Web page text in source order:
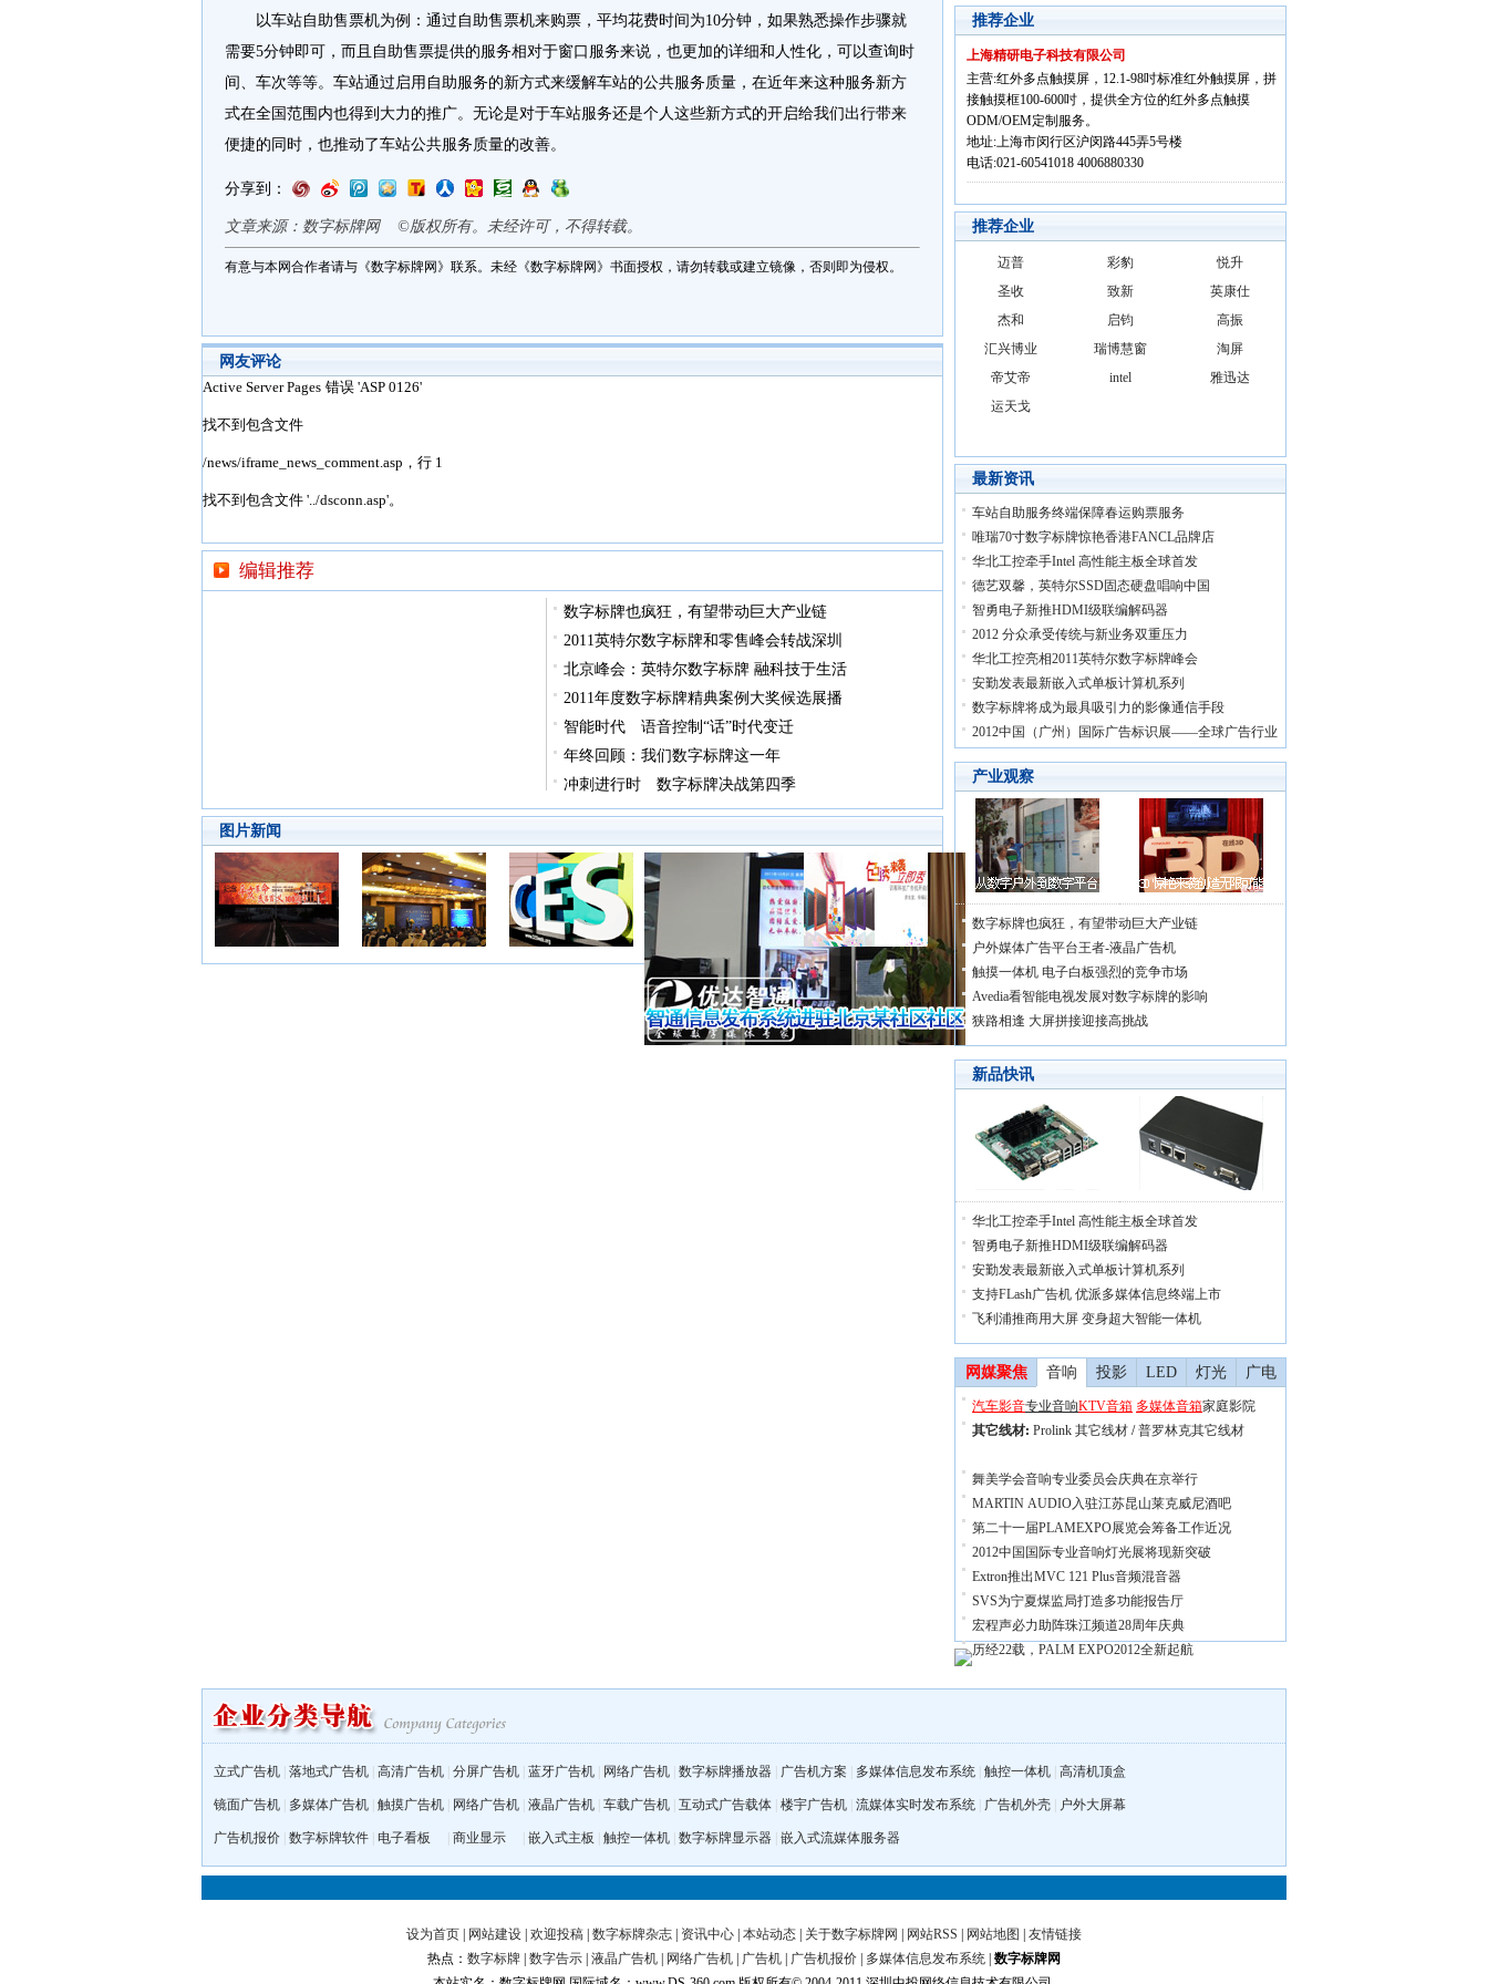
以车站自助售票机为例：通过自助售票机来购票，平均花费时间为10分钟，如果熟悉操作步骤就
需要5分钟即可，而且自助售票提供的服务相对于窗口服务来说，也更加的详细和人性化，可以查询时
间、车次等等。车站通过启用自助服务的新方式来缓解车站的公共服务质量，在近年来这种服务新方
式在全国范围内也得到大力的推广。无论是对于车站服务还是个人这些新方式的开启给我们出行带来
便捷的同时，也推动了车站公共服务质量的改善。
分享到：
文章来源：数字标牌网 ©版权所有。未经许可，不得转载。
有意与本网合作者请与《数字标牌网》联系。未经《数字标牌网》书面授权，请勿转载或建立镜像，否则即为侵权。
网友评论
编辑推荐
数字标牌也疯狂，有望带动巨大产业链
2011英特尔数字标牌和零售峰会转战深圳
北京峰会：英特尔数字标牌 融科技于生活
2011年度数字标牌精典案例大奖候选展播
智能时代 语音控制“话”时代变迁
年终回顾：我们数字标牌这一年
冲刺进行时 数字标牌决战第四季
图片新闻
推荐企业
上海精研电子科技有限公司
主营:红外多点触摸屏，12.1-98吋标准红外触摸屏，拼
接触摸框100-600吋，提供全方位的红外多点触摸
ODM/OEM定制服务。
地址:上海市闵行区沪闵路445弄5号楼
电话:021-60541018 4006880330
推荐企业
迈普 彩豹
悦升
圣收
致新
英康仕
杰和
启钧
高振
汇兴博业
瑞博慧窗
淘屏
帝艾帝
intel
雅迅达
运天戈
最新资讯
车站自助服务终端保障春运购票服务
唯瑞70寸数字标牌惊艳香港FANCL品牌店
华北工控牵手Intel 高性能主板全球首发
德艺双馨，英特尔SSD固态硬盘唱响中国
智勇电子新推HDMI级联编解码器
2012 分众承受传统与新业务双重压力
华北工控亮相2011英特尔数字标牌峰会
安勤发表最新嵌入式单板计算机系列
数字标牌将成为最具吸引力的影像通信手段
2012中国（广州）国际广告标识展——全球广告行业
产业观察
数字标牌也疯狂，有望带动巨大产业链
户外媒体广告平台王者-液晶广告机
触摸一体机 电子白板强烈的竞争市场
Avedia看智能电视发展对数字标牌的影响
狭路相逢 大屏拼接迎接高挑战
新品快讯
华北工控牵手Intel 高性能主板全球首发
智勇电子新推HDMI级联编解码器
安勤发表最新嵌入式单板计算机系列
支持FLash广告机 优派多媒体信息终端上市
飞利浦推商用大屏 变身超大智能一体机
网媒聚焦 音响 投影 LED 灯光 广电
汽车影音专业音响KTV音箱 多媒体音箱家庭影院
其它线材: Prolink 其它线材 /普罗林克其它线材
舞美学会音响专业委员会庆典在京举行
MARTIN AUDIO入驻江苏昆山莱克威尼酒吧
第二十一届PLAMEXPO展览会筹备工作近况
2012中国国际专业音响灯光展将现新突破
Extron推出MVC 121 Plus音频混音器
SVS为宁夏煤监局打造多功能报告厅
宏程声必力助阵珠江频道28周年庆典
历经22载，PALM EXPO2012全新起航
立式广告机 落地式广告机 高清广告机 分屏广告机 蓝牙广告机 网络广告机 数字标牌播放器 广告机方案 多媒体信息发布系统 触控一体机 高清机顶盒
镜面广告机 多媒体广告机 触摸广告机 网络广告机 液晶广告机 车载广告机 互动式广告载体 楼宇广告机 流媒体实时发布系统 广告机外壳 户外大屏幕
广告机报价 数字标牌软件 电子看板 商业显示 嵌入式主板 触控一体机 数字标牌显示器 嵌入式流媒体服务器
设为首页 网站建设 欢迎投稿 数字标牌杂志 资讯中心 本站动态 关于数字标牌网 网站RSS 网站地图
友情链接
热点： 数字标牌 数字告示 液晶广告机 网络广告机 广告机 广告机报价 多媒体信息发布系统 数字标牌网